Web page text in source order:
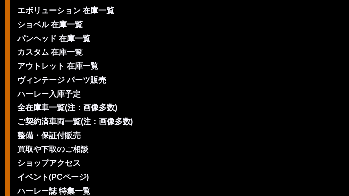
エボリューション 在庫一覧
ショベル 在庫一覧
パンヘッド 在庫一覧
カスタム 在庫一覧
アウトレット 在庫一覧
ヴィンテージ パーツ販売
ハーレー入庫予定
全在庫車一覧(注：画像多数)
ご契約済車両一覧(注：画像多数)
整備・保証付販売
買取や下取のご相談
ショップアクセス
イベント(PCページ)
ハーレー誌 特集一覧